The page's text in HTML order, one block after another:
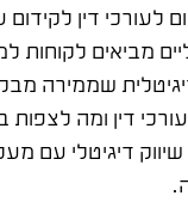
לעורכי דין לקידום
מביאים לקוחות
שממירה
דין ומה לצפות
עם מעל 15 שנות ניסיון בשטח. ייסדתי